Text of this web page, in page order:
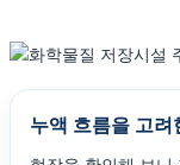
누액 흐름을 고려